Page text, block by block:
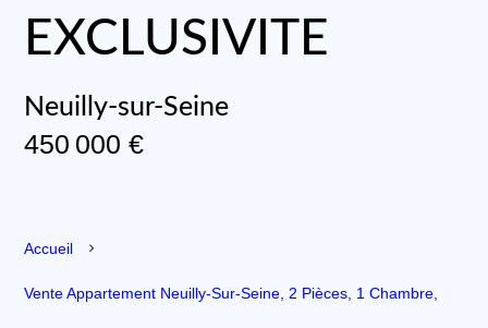
EXCLUSIVITE
Neuilly-sur-Seine
450 000 €
Accueil
Vente Appartement Neuilly-Sur-Seine, 2 Pièces, 1 Chambre,